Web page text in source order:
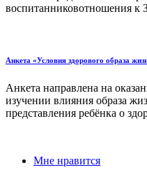
воспитанниковотношения к
Анкета «Условия здорового образа
Анкета направлена на
изучении влияния образа
представления ребёнка о
Мне нравится